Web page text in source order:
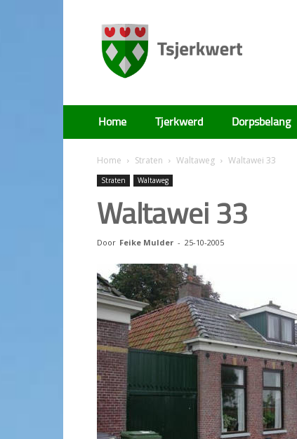
Tsjerkwert
Home Tjerkwerd Dorpsbelang
Home Straten Waltaweg Waltawei 33
Straten Waltaweg
Waltawei 33
Door Feike Mulder - 25-10-2005